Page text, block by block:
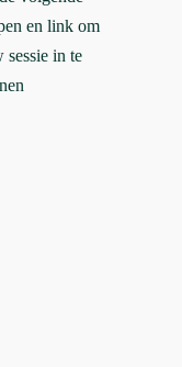
en link om
sessie in te